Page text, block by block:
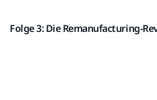
Folge 3: Die Remanufacturing-